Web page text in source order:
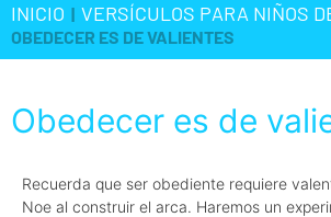
INICIO | VERSÍCULOS PARA NIÑOS
OBEDECER ES DE VALIENTES
Obedecer es de
Recuerda que ser obediente requiere
Noe al construir el arca. Haremos un